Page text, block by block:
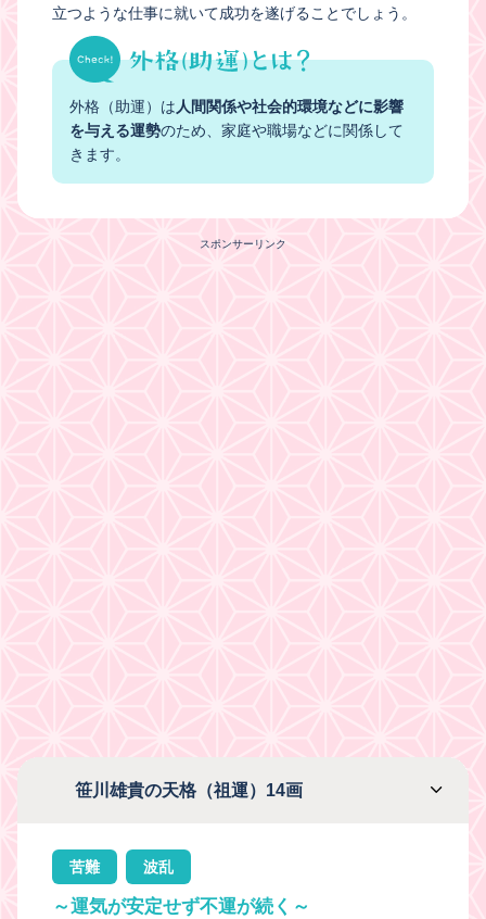
立つような仕事に就いて成功を遂げることでしょう。
外格（助運）は 人間関係や社会的環境などに影響
を与える運勢のため、家庭や職場などに関係して
きます。
スポンサーリンク
笹川雄貴の天格（祖運）14画
苦難 波乱
～運気が安定せず不運が続く～